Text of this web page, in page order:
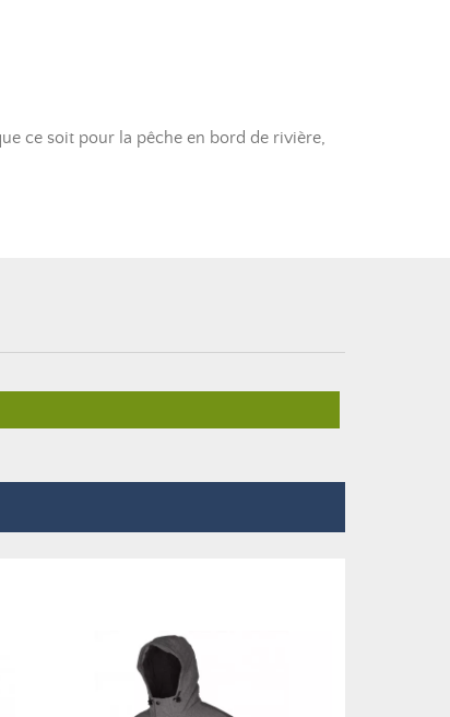
ce soit pour la pêche en bord de rivière,